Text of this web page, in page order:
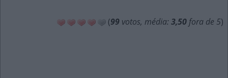
(99 votos, média: 3,50 fora de 5)